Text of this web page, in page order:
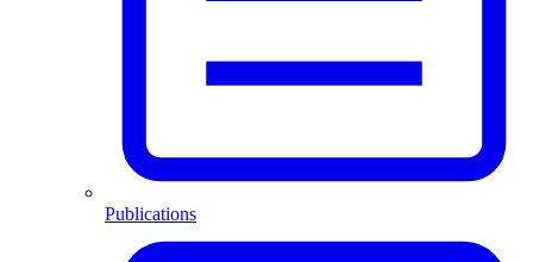
Publications